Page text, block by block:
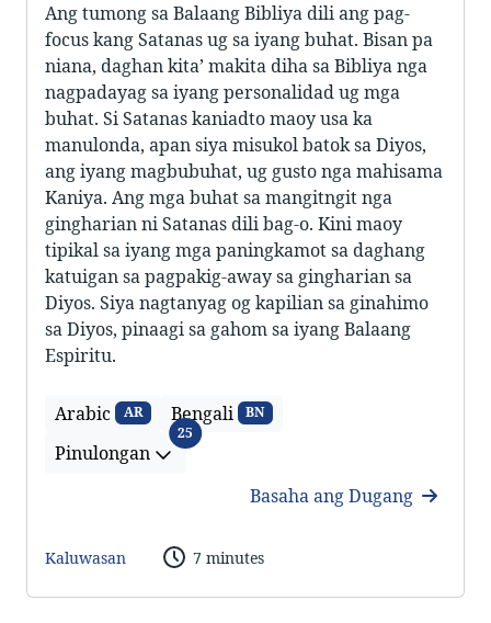
Ang tumong sa Balaang Bibliya dili ang pag-
focus kang Satanas ug sa iyang buhat. Bisan pa
niana, daghan kita’ makita diha sa Bibliya nga
nagpadayag sa iyang personalidad ug mga
buhat. Si Satanas kaniadto maoy usa ka
manulonda, apan siya misukol batok sa Diyos,
ang iyang magbubuhat, ug gusto nga mahisama
Kaniya. Ang mga buhat sa mangitngit nga
gingharian ni Satanas dili bag-o. Kini maoy
tipikal sa iyang mga paningkamot sa daghang
katuigan sa pagpakig-away sa gingharian sa
Diyos. Siya nagtanyag og kapilian sa ginahimo
sa Diyos, pinaagi sa gahom sa iyang Balaang
Espiritu.
Arabic AR Bengali BN
Pinulongan
25 Pinulongan
Basaha ang Dugang
Kaluwasan 7 minutes